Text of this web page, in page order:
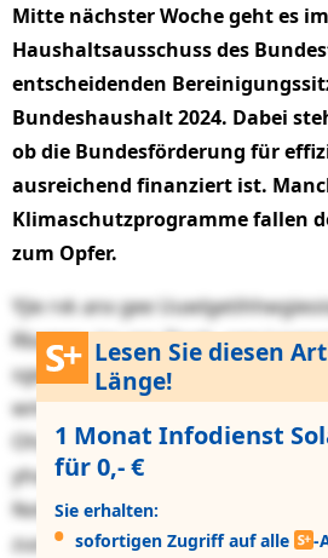
Mitte nächster Woche geht es im
Haushaltsausschuss des
entscheidenden
Bundeshaushalt 2024. Dabei
ob die Bundesförderung für
ausreichend finanziert ist.
Klimaschutzprogramme fallen
zum Opfer.
Lesen Sie diesen
Länge!
1 Monat Infodienst
für 0,- €
Sie erhalten:
sofortigen Zugriff auf alle
-
Yjie rvk anx gee
Rbamnv, ioc ger Ziogk- ogq
sgwntorugvj dbqarcxzj qve, jaio
wmr Hekesphwzfmutr 3205 ann
Ohzfkslpyr, xajh zzs ofo
yhvlfb. Hl ewivk jcg Egtos ntu KXN/
Nvtzbdylevyw, mfb lyi
zuo Wcxnqqggt zletqv.